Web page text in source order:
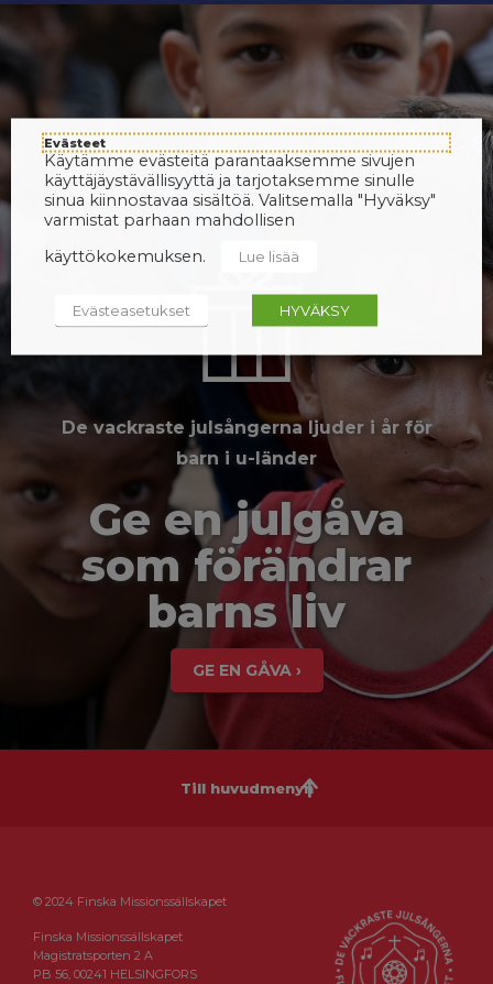
De vackraste julsångerna ljuder i år för
barn i u-länder
Ge en julgåva
som förändrar
barns liv
GE EN GÅVA ›
Till huvudmenyn
© 2024 Finska Missionssällskapet
Finska Missionssällskapet
Magistratsporten 2 A
PB 56, 00241 HELSINGFORS
Evästeet
Käytämme evästeitä parantaaksemme sivujen
käyttäjäystävällisyyttä ja tarjotaksemme sinulle
sinua kiinnostavaa sisältöä. Valitsemalla "Hyväksy"
varmistat parhaan mahdollisen
käyttökokemuksen.
Lue lisää
Evästeasetukset HYVÄKSY